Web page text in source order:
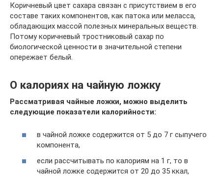
Коричневый цвет сахара связан с присутствием в его
составе таких компонентов, как патока или меласса,
обладающих массой полезных минеральных веществ.
Потому коричневый тростниковый сахар по
биологической ценности в значительной степени
опережает белый.
О калориях на чайную ложку
Рассматривая чайные ложки, можно выделить
следующие показатели калорийности:
в чайной ложке содержится от 5 до 7 г сыпучего
компонента,
если рассчитывать по калориям на 1 г, то в
чайной ложке содержится от 20 до 35 ккал,